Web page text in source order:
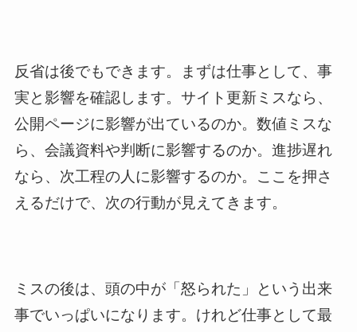
反省は後でもできます。まずは仕事として、事
実と影響を確認します。サイト更新ミスなら、
公開ページに影響が出ているのか。数値ミスな
ら、会議資料や判断に影響するのか。進捗遅れ
なら、次工程の人に影響するのか。ここを押さ
えるだけで、次の行動が見えてきます。
ミスの後は、頭の中が「怒られた」という出来
事でいっぱいになります。けれど仕事として最